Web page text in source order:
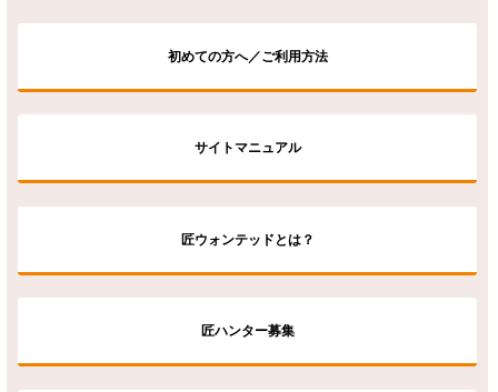
初めての方へ／ご利用方法
サイトマニュアル
匠ウォンテッドとは？
匠ハンター募集